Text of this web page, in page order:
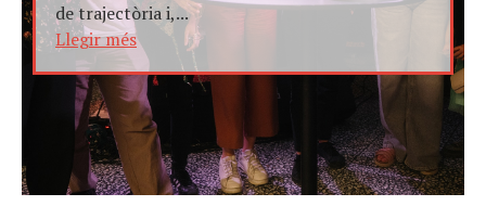
de trajectòria i,...
Llegir més